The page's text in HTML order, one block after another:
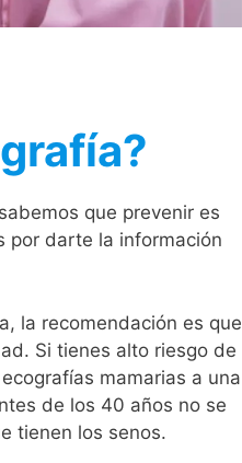
que prevenir es
por darte la información
la recomendación es que
Si tienes alto riesgo de
mamarias a una
de los 40 años no se
tienen los senos.